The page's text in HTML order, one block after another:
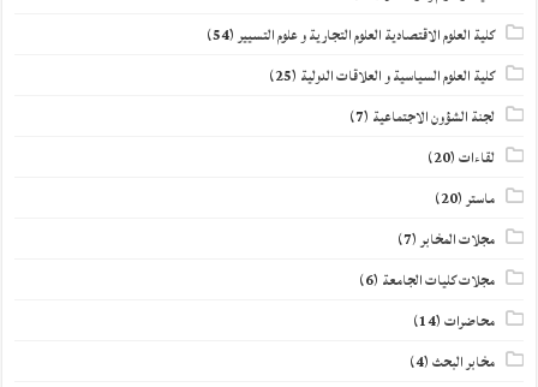
كلية العلوم الاقتصادية العلوم التجارية و علوم التسيير(54)
كلية العلوم السياسية و العلاقات الدولية (25)
لجنة الشؤون الاجتماعية (7)
لقاءات(20)
ماستر(20)
مجلات المخابر(7)
مجلات كليات الجامعة (6)
محاضرات(14)
مخابر البحث(4)